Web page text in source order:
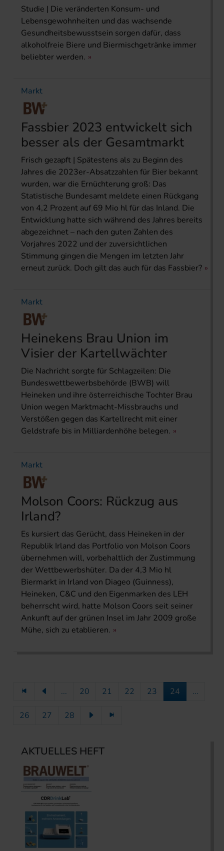
Studie | Die veränderten Konsum- und
Lebensgewohnheiten und das wachsende
Gesundheitsbewusstsein sorgen dafür, dass
alkoholfreie Biere und Biermischgetränke immer
beliebter werden.
Markt
Fassbier 2023 entwickelt sich
besser als der Gesamt­markt
Frisch gezapft | Spätestens als zu Beginn des
Jahres die 2023er-Absatzzahlen für Bier bekannt
wurden, war die Ernüchterung groß: Das
Statistische Bundesamt meldete einen Rückgang
von 4,2 Prozent auf 69 Mio hl für das Inland. Die
Entwicklung hatte sich während des Jahres bereits
abgezeichnet – nach den guten Zahlen des
Vorjahres 2022 und der zuversichtlichen
Stimmung ­gingen die Mengen im letzten Jahr
erneut zurück. Doch gilt das auch für das Fassbier?
Markt
Heinekens Brau Union im
Visier der Kartellwächter
Die Nachricht sorgte für Schlagzeilen: Die
Bundeswettbewerbsbehörde (BWB) will
Heineken und ihre österreichische Tochter Brau
Union wegen Marktmacht-Missbrauchs und
Verstößen gegen das Kartellrecht mit einer
Geldstrafe bis in Milliardenhöhe belegen.
Markt
Molson Coors: Rückzug aus
Irland?
Es kursiert das Gerücht, dass Heineken in der
Republik Irland das Portfolio von Molson Coors
übernehmen will, vorbehaltlich der Zustimmung
der Wettbewerbshüter. Da der 4,3 Mio hl
Biermarkt in Irland von Diageo (Guinness),
Heineken, C&C und den Eigenmarken des LEH
beherrscht wird, hatte Molson Coors seit seiner
Ankunft auf der grünen Insel im Jahr 2009 große
Mühe, sich zu etablieren.
... 20 21 22 23 24 ...
26 27 28
AKTUELLES HEFT